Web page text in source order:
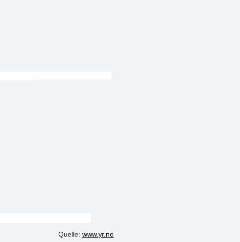
Quelle: www.yr.no